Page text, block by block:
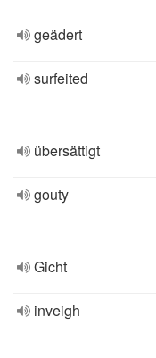
geädert
surfeited
übersättigt
gouty
Gicht
inveigh